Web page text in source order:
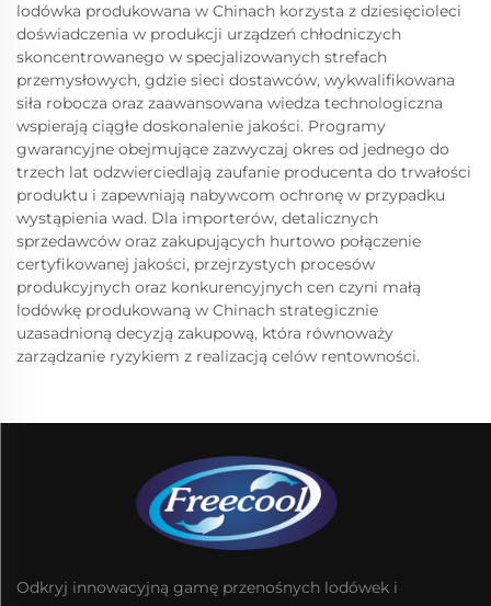
lodówka produkowana w Chinach korzysta z dziesięcioleci
doświadczenia w produkcji urządzeń chłodniczych
skoncentrowanego w specjalizowanych strefach
przemysłowych, gdzie sieci dostawców, wykwalifikowana
siła robocza oraz zaawansowana wiedza technologiczna
wspierają ciągłe doskonalenie jakości. Programy
gwarancyjne obejmujące zazwyczaj okres od jednego do
trzech lat odzwierciedlają zaufanie producenta do trwałości
produktu i zapewniają nabywcom ochronę w przypadku
wystąpienia wad. Dla importerów, detalicznych
sprzedawców oraz zakupujących hurtowo połączenie
certyfikowanej jakości, przejrzystych procesów
produkcyjnych oraz konkurencyjnych cen czyni małą
lodówkę produkowaną w Chinach strategicznie
uzasadnioną decyzją zakupową, która równoważy
zarządzanie ryzykiem z realizacją celów rentowności.
Odkryj innowacyjną gamę przenośnych lodówek i